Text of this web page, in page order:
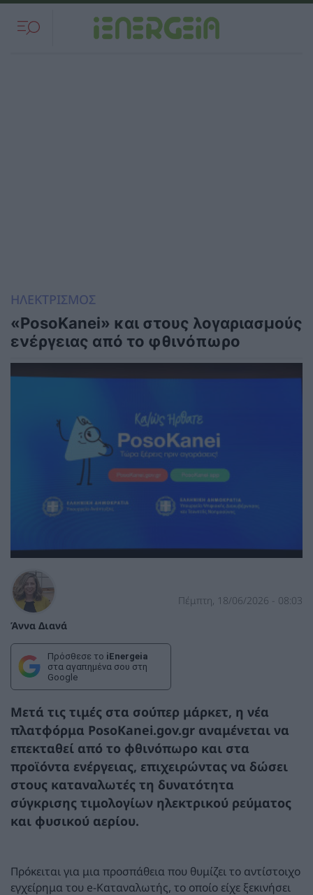
ΗΛΕΚΤΡΙΣΜΟΣ
«PosoKanei» και στους λογαριασμούς
ενέργειας από το φθινόπωρο
Άννα Διανά
Πέμπτη, 18/06/2026 - 08:03
Πρόσθεσε το iEnergeia
στα αγαπημένα σου στη
Google
Μετά τις τιμές στα σούπερ μάρκετ, η νέα
πλατφόρμα PosoKanei.gov.gr αναμένεται να
επεκταθεί από το φθινόπωρο και στα
προϊόντα ενέργειας, επιχειρώντας να δώσει
στους καταναλωτές τη δυνατότητα
σύγκρισης τιμολογίων ηλεκτρικού ρεύματος
και φυσικού αερίου.
Πρόκειται για μια προσπάθεια που θυμίζει το αντίστοιχο
εγχείρημα του e-Καταναλωτής, το οποίο είχε ξεκινήσει